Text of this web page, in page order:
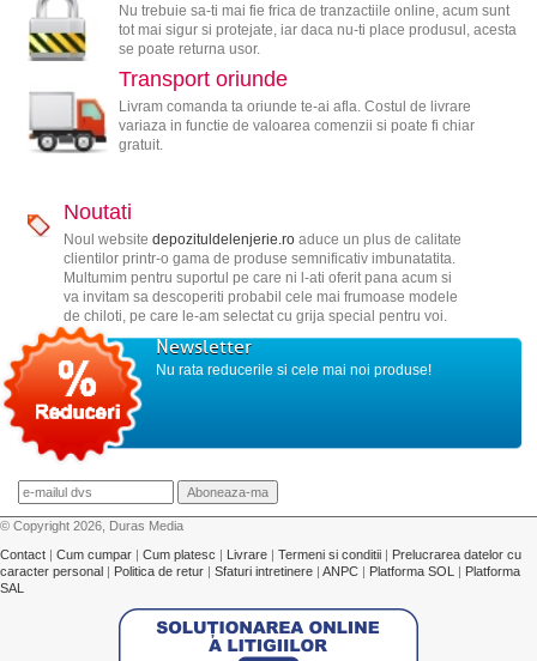
Nu trebuie sa-ti mai fie frica de tranzactiile online, acum sunt
tot mai sigur si protejate, iar daca nu-ti place produsul, acesta
se poate returna usor.
Transport oriunde
Livram comanda ta oriunde te-ai afla. Costul de livrare
variaza in functie de valoarea comenzii si poate fi chiar
gratuit.
Noutati
Noul website depozituldelenjerie.roaduce un plus de calitate
clientilor printr-o gama de produse semnificativ imbunatatita.
Multumim pentru suportul pe care ni l-ati oferit pana acum si
va invitam sa descoperiti probabil cele mai frumoase modele
de chiloti, pe care le-am selectat cu grija special pentru voi.
Newsletter
Nu rata reducerile si cele mai noi produse!
© Copyright 2026, Duras Media
Contact | Cum cumpar | Cum platesc | Livrare | Termeni si conditii | Prelucrarea datelor cu
caracter personal | Politica de retur | Sfaturi intretinere | ANPC | Platforma SOL | Platforma
SAL